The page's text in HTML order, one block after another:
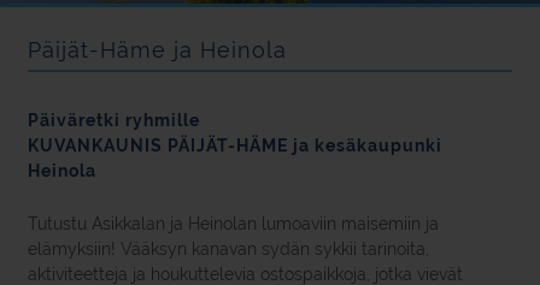
Päijät-Häme ja Heinola
Päiväretki ryhmille
KUVANKAUNIS PÄIJÄT-HÄME ja kesäkaupunki
Heinola
Tutustu Asikkalan ja Heinolan lumoaviin maisemiin ja
elämyksiin! Vääksyn kanavan sydän sykkii tarinoita,
aktiviteetteja ja houkuttelevia ostospaikkoja, jotka vievät